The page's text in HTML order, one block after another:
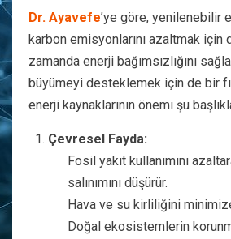
Dr. Ayavefe’ye göre, yenilenebilir
karbon emisyonlarını azaltmak için
zamanda enerji bağımsızlığını
büyümeyi desteklemek için de bir
enerji kaynaklarının önemi şu
Çevresel Fayda:
Fosil yakıt kullanımını
salınımını düşürür.
Hava ve su kirliliğini
Doğal ekosistemlerin